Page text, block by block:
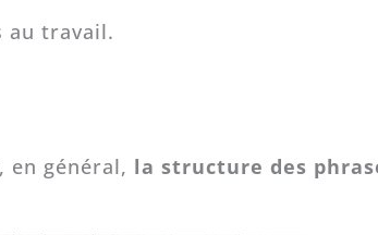
au travail.
en général, la structure des